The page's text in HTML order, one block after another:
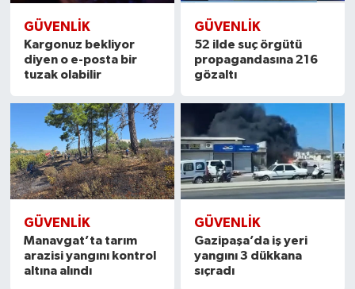
GÜVENLIK
Kargonuz bekliyor
diyen o e-posta bir
tuzak olabilir
GÜVENLIK
52 ilde suç örgütü
propagandasına 216
gözaltı
GÜVENLIK
Manavgat’ta tarım
arazisi yangını kontrol
altına alındı
GÜVENLIK
Gazipaşa’da iş yeri
yangını 3 dükkana
sıçradı